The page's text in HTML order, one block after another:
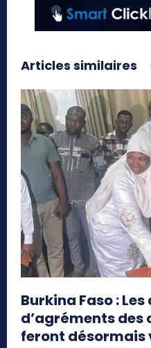
Articles similaires
Burkina Faso :
d’agréments des
feront désormais